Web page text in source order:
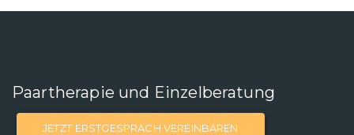
Paartherapie und Einzelberatung
JETZT ERSTGESPRÄCH VEREINBAREN